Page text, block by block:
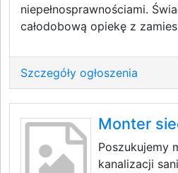
niepełnosprawnościami.
całodobową opiekę z
Szczegóły ogłoszenia
Monter
Poszukujemy
kanalizacji